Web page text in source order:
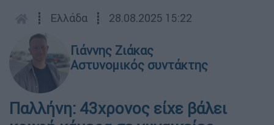
┋ Ελλάδα ┋ 28.08.2025 15:22
Γιάννης Ζιάκας
Αστυνομικός συντάκτης
Παλλήνη: 43χρονος είχε βάλει